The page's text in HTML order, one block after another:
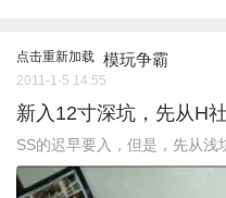
点击重新加载 模玩争霸
2011-1-5 14:55
新入12寸深坑，先从H
SS的迟早要入，但是，先从浅